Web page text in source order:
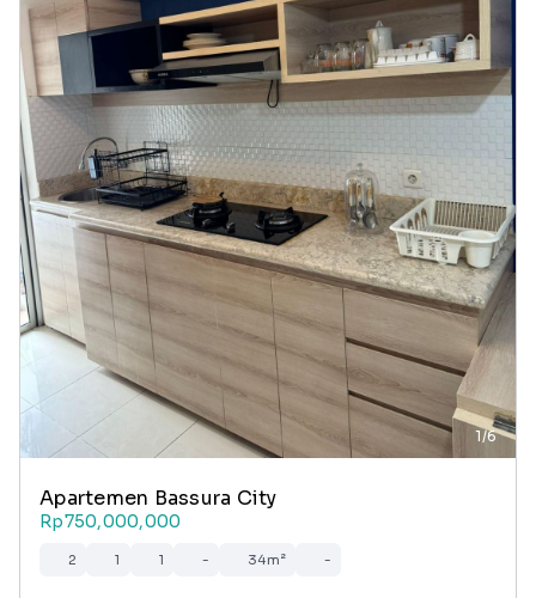
1/6
Apartemen Bassura City
Rp750,000,000
2 1 1 - 34m² -